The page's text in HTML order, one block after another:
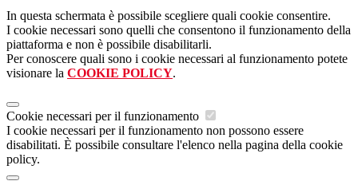
In questa schermata è possibile scegliere quali cookie consentire.
I cookie necessari sono quelli che consentono il funzionamento della
piattaforma e non è possibile disabilitarli.
Per conoscere quali sono i cookie necessari al funzionamento potete
visionare la COOKIE POLICY.
Cookie necessari per il funzionamento
I cookie necessari per il funzionamento non possono essere
disabilitati. È possibile consultare l'elenco nella pagina della cookie
policy.